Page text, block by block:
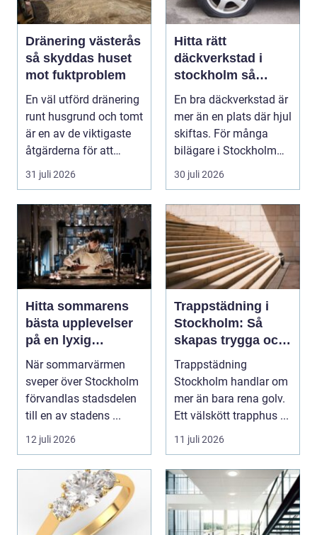
Dränering västerås
så skyddas huset
mot fuktproblem
En väl utförd dränering
runt husgrund och tomt
är en av de viktigaste
åtgärderna för att
undvika fuk...
31 juli 2026
Hitta rätt
däckverkstad i
stockholm så
väljer du tryggt
och smart
En bra däckverkstad är
mer än en plats där hjul
skiftas. För många
bilägare i Stockholm
handlar vale...
30 juli 2026
Hitta sommarens
bästa upplevelser
på en lyxig
uteservering på
Östermalm
När sommarvärmen
sveper över Stockholm
förvandlas stadsdelen
till en av stadens ...
12 juli 2026
Trappstädning i
Stockholm: Så
skapas trygga och
trivsamma
trapphus
Trappstädning
Stockholm handlar om
mer än bara rena golv.
Ett välskött trapphus ...
11 juli 2026